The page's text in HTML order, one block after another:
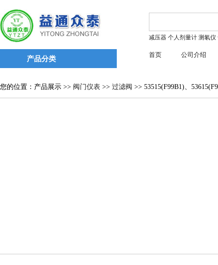
产品分类
减压器 个人剂量计 测氡仪
首页 公司介绍
您的位置：产品展示 >> 阀门仪表 >> 过滤阀 >> 53515(F99B1)、